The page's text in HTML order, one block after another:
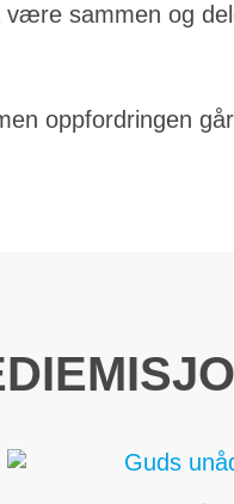
være sammen og
oppfordringen